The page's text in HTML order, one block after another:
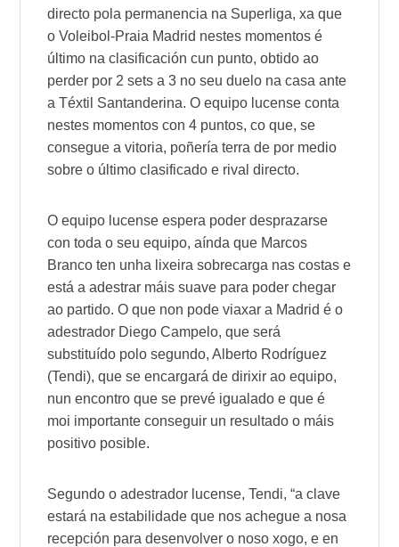
directo pola permanencia na Superliga, xa que
o Voleibol-Praia Madrid nestes momentos é
último na clasificación cun punto, obtido ao
perder por 2 sets a 3 no seu duelo na casa ante
a Téxtil Santanderina. O equipo lucense conta
nestes momentos con 4 puntos, co que, se
consegue a vitoria, poñería terra de por medio
sobre o último clasificado e rival directo.
O equipo lucense espera poder desprazarse
con toda o seu equipo, aínda que Marcos
Branco ten unha lixeira sobrecarga nas costas e
está a adestrar máis suave para poder chegar
ao partido. O que non pode viaxar a Madrid é o
adestrador Diego Campelo, que será
substituído polo segundo,Alberto Rodríguez
(Tendi), que se encargará de dirixir ao equipo,
nun encontro que se prevé igualado e que é
moi importante conseguir un resultado o máis
positivo posible.
Segundo o adestrador lucense,Tendi, “a clave
estará na estabilidade que nos achegue a nosa
recepción para desenvolver o noso xogo, e en